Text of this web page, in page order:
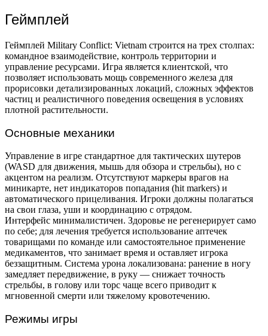
Геймплей
Геймплей Military Conflict: Vietnam строится на трех столпах:
командное взаимодействие, контроль территории и
управление ресурсами. Игра является клиентской, что
позволяет использовать мощь современного железа для
прорисовки детализированных локаций, сложных эффектов
частиц и реалистичного поведения освещения в условиях
плотной растительности.
Основные механики
Управление в игре стандартное для тактических шутеров
(WASD для движения, мышь для обзора и стрельбы), но с
акцентом на реализм. Отсутствуют маркеры врагов на
миникарте, нет индикаторов попадания (hit markers) и
автоматического прицеливания. Игроки должны полагаться
на свои глаза, уши и координацию с отрядом.
Интерфейс минималистичен. Здоровье не регенерирует само
по себе; для лечения требуется использование аптечек
товарищами по команде или самостоятельное применение
медикаментов, что занимает время и оставляет игрока
беззащитным. Система урона локализована: ранение в ногу
замедляет передвижение, в руку — снижает точность
стрельбы, в голову или торс чаще всего приводит к
мгновенной смерти или тяжелому кровотечению.
Режимы игры